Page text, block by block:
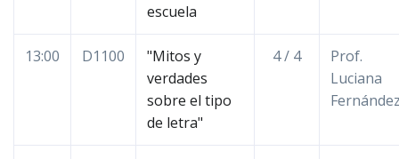
escuela
13:00 D1100
"Mitos y
verdades
sobre el tipo
de letra"
4 / 4
Prof.
Luciana